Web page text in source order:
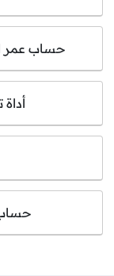
حساب عمر